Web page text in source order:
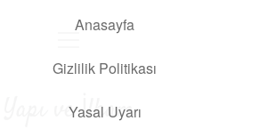
Anasayfa
Gizlilik Politikası
Yasal Uyarı
Yapı ve İlham